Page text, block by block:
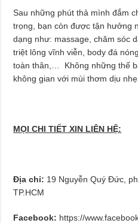
Sau những phút thả mình đắm
trọng, bạn còn được tận hưởng
dạng như: massage, chăm sóc
triệt lông vĩnh viễn, body đá
toàn thân,… Không những thế
không gian với mùi thơm dịu
MỌI CHI TIẾT XIN LIÊN HỆ:
Địa chỉ: 19 Nguyễn Quý Đức,
TP.HCM
Facebook: https://